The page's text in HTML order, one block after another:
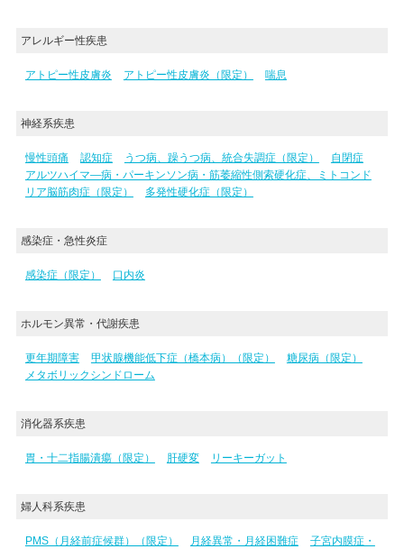
アレルギー性疾患
アトピー性皮膚炎 アトピー性皮膚炎（限定） 喘息
神経系疾患
慢性頭痛 認知症 うつ病、躁うつ病、統合失調症（限定）
自閉症
アルツハイマ―病・パーキンソン病・筋萎縮性側索硬化症、ミトコンド
リア脳筋肉症（限定）
多発性硬化症（限定）
感染症・急性炎症
感染症（限定） 口内炎
ホルモン異常・代謝疾患
更年期障害 甲状腺機能低下症（橋本病）（限定）
糖尿病（限定）
メタボリックシンドローム
消化器系疾患
胃・十二指腸潰瘍（限定） 肝硬変 リーキーガット
婦人科系疾患
PMS（月経前症候群）（限定） 月経異常・月経困難症
子宮内膜症・